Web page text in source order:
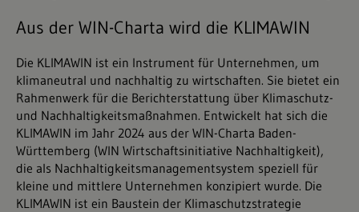
Aus der WIN-Charta wird die KLIMAWIN
Die KLIMAWIN ist ein Instrument für Unternehmen, um
klimaneutral und nachhaltig zu wirtschaften. Sie bietet ein
Rahmenwerk für die Berichterstattung über Klimaschutz-
und Nachhaltigkeitsmaßnahmen. Entwickelt hat sich die
KLIMAWIN im Jahr 2024 aus der WIN-Charta Baden-
Württemberg (WIN Wirtschaftsinitiative Nachhaltigkeit),
die als Nachhaltigkeitsmanagementsystem speziell für
kleine und mittlere Unternehmen konzipiert wurde. Die
KLIMAWIN ist ein Baustein der Klimaschutzstrategie